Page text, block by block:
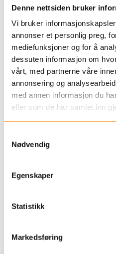
Denne nettsiden bruker
Vi bruker
annonser et personlig preg,
mediefunksjoner og for å
dessuten informasjon om
vårt, med partnerne våre
annonsering og
med annen informasjon du
eller som de har samlet inn
Nødvendig
Egenskaper
Statistikk
Markedsføring
barnepalliasjon:
Skaper gode
for barn og unge
sykdom
Besøker barna
Vekker glede,
sanseinntrykk
og bidrar til